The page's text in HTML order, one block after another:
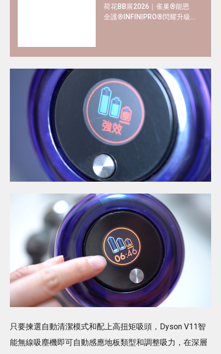
荷花BB展2026｜雀巢®能恩
全護®INFINIPRO®閃耀升級
只要揀選自動清潔模式和配上高扭矩吸頭，Dyson V11智
能無線吸塵機即可自動感應地板類型和調整吸力，在深層